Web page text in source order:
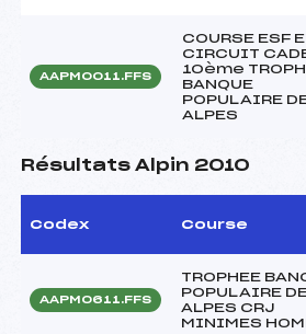
AAPM0011.FFS
COURSE ESF
CIRCUIT
10ème
BANQUE
POPULAIRE
ALPES
Résultats Alpin 2010
Codex Course
AAPM0611.FFS
TROPHEE
POPULAIRE
ALPES CRJ
MINIMES